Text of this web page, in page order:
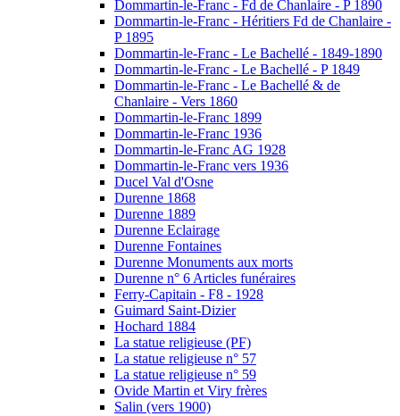
Dommartin-le-Franc - Fd de Chanlaire - P 1890
Dommartin-le-Franc - Héritiers Fd de Chanlaire -
P 1895
Dommartin-le-Franc - Le Bachellé - 1849-1890
Dommartin-le-Franc - Le Bachellé - P 1849
Dommartin-le-Franc - Le Bachellé & de
Chanlaire - Vers 1860
Dommartin-le-Franc 1899
Dommartin-le-Franc 1936
Dommartin-le-Franc AG 1928
Dommartin-le-Franc vers 1936
Ducel Val d'Osne
Durenne 1868
Durenne 1889
Durenne Eclairage
Durenne Fontaines
Durenne Monuments aux morts
Durenne n° 6 Articles funéraires
Ferry-Capitain - F8 - 1928
Guimard Saint-Dizier
Hochard 1884
La statue religieuse (PF)
La statue religieuse n° 57
La statue religieuse n° 59
Ovide Martin et Viry frères
Salin (vers 1900)